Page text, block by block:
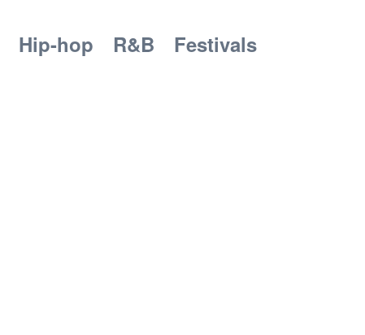
Hip-hop R&B Festivals